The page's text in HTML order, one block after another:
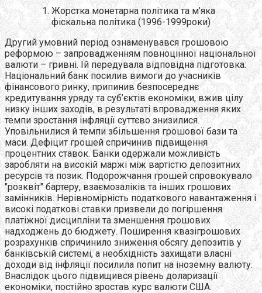
Жорстка монетарна політика та м’яка
фіскальна політика (1996-1999роки)
Другий умовний період ознаменувався грошовою
реформою – запровадженням повноцінної національної
валюти – гривні. Їй передувала відповідна підготовка:
Національний банк посилив вимоги до учасників
фінансового ринку, припинив безпосереднє
кредитування уряду та суб’єктів економіки, вжив цілу
низку інших заходів, в результаті впровадження яких
темпи зростання інфляції суттєво знизилися.
Уповільнилися й темпи збільшення грошової бази та
маси. Дефіцит грошей спричинив підвищення
процентних ставок. Банки одержали можливість
заробляти на високій маржі між вартістю депозитних
ресурсів та позик. Подорожчання грошей спровокувало
"розквіт" бартеру, взаємозаліків та інших грошових
замінників. Нерівномірність податкового навантаження і
високі податкові ставки призвели до погіршення
платіжної дисципліни та зменшення грошових
надходжень до бюджету. Поширення квазігрошових
розрахунків спричинило зниження обсягу депозитів у
банківській системі, а необхідність захищати власні
доходи від інфляції посилила попит на іноземну валюту.
Внаслідок цього підвищився рівень доларизації
економіки, постійно зростав курс валюти США.